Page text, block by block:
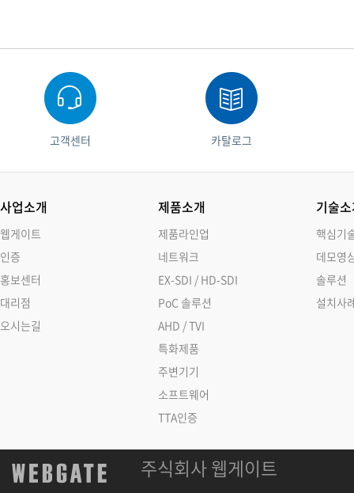
고객센터 카탈로그
사업소개
웹게이트
인증
홍보센터
대리점
오시는길
제품소개
제품라인업
네트워크
EX-SDI / HD-SDI
PoC 솔루션
AHD / TVI
특화제품
주변기기
소프트웨어
TTA인증
기술
핵심기
데모영
솔루션
설치사
주식회사 웹게이트